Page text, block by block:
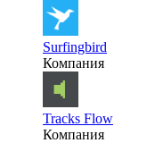
Surfingbird
Компания
Tracks Flow
Компания